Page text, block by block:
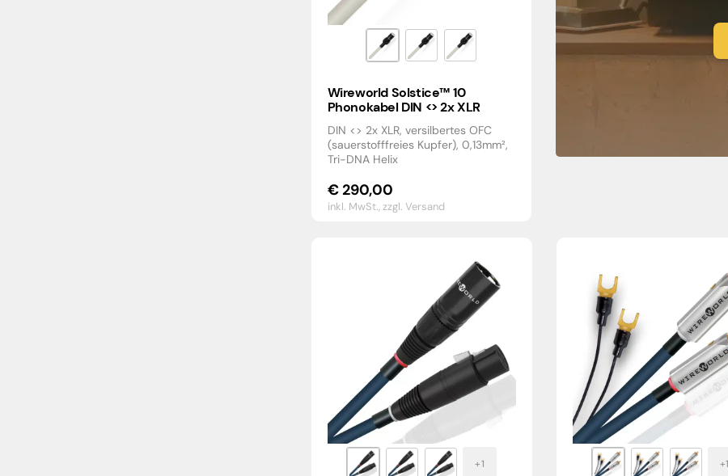
Wireworld Solstice™ 10
Phonokabel DIN <> 2x XLR
DIN <> 2x XLR, versilbertes OFC
(sauerstofffreies Kupfer), 0,13mm²,
Tri-DNA Helix
€290,00
inkl. MwSt.,zzgl. Versand